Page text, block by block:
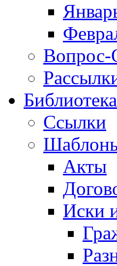
Вопрос-
Библиотека
Ссылки
Акты
Иски